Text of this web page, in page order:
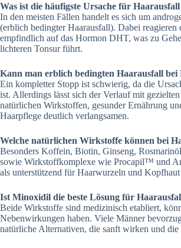
Was ist die häufigste Ursache für
In den meisten Fällen handelt es sich um
(erblich bedingter Haarausfall). Dabei
empfindlich auf das Hormon DHT, was zu
lichteren Tonsur führt.
Kann man erblich bedingten Haarausfall bei
Ein kompletter Stopp ist schwierig, da die
ist. Allerdings lässt sich der Verlauf mit
natürlichen Wirkstoffen, gesunder Ernährung
Haarpflege deutlich verlangsamen.
Welche natürlichen Wirkstoffe können bei
Besonders Koffein, Biotin, Ginseng,
sowie Wirkstoffkomplexe wie Procapil™ und
als unterstützend für Haarwurzeln und Kopfhaut
Ist Minoxidil die beste Lösung für
Beide Wirkstoffe sind medizinisch etabliert,
Nebenwirkungen haben. Viele Männer
natürliche Alternativen, die sanft wirken und